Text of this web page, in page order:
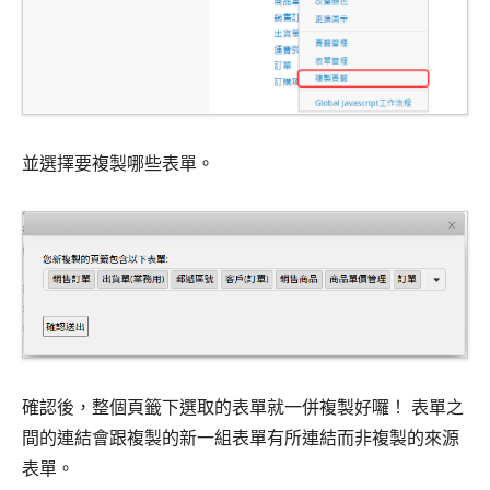
並選擇要複製哪些表單。
確認後，整個頁籤下選取的表單就一併複製好囉！ 表單之
間的連結會跟複製的新一組表單有所連結而非複製的來源
表單。